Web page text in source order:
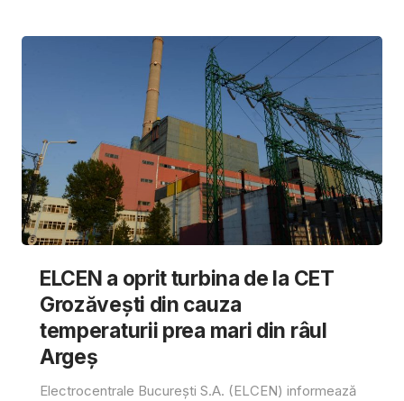
ELCEN a oprit turbina de la CET
Grozăvești din cauza
temperaturii prea mari din râul
Argeș
Electrocentrale București S.A. (ELCEN) informează